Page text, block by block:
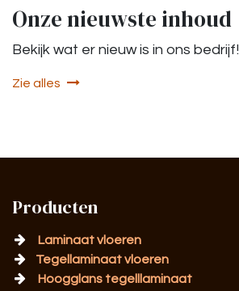
Onze nieuwste inhoud
Bekijk wat er nieuw is in ons bedrijf!
Zie alles
Producten
Laminaat vloeren
Tegellaminaat vloeren
Hoogglans tegelllaminaat